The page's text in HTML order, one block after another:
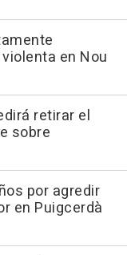
en Nou
retirar el
sobre
por agredir
en Puigcerdà